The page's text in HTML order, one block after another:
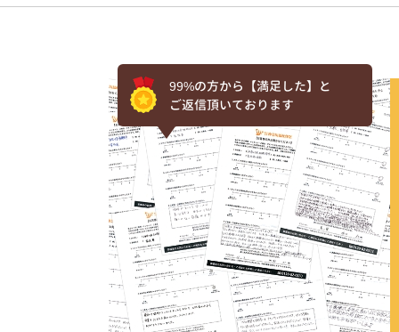
99%の方から【満足した】と
ご返信頂いております